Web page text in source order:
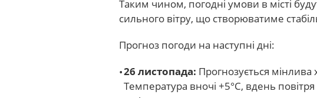
Таким чином, погодні умови в місті
сильного вітру, що створюватиме
Прогноз погоди на наступні дні:
26 листопада: Прогнозується мінлива
Температура вночі +5°С, вдень